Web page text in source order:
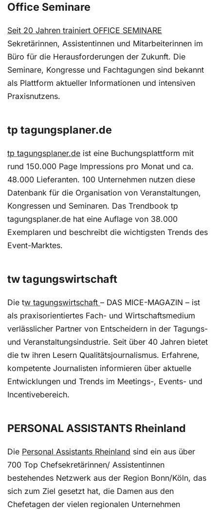
Office Seminare
Seit 20 Jahren trainiert OFFICE SEMINARE
Sekretärinnen, Assistentinnen und Mitarbeiterinnen im
Büro für die Herausforderungen der Zukunft. Die
Seminare, Kongresse und Fachtagungen sind bekannt
als Plattform aktueller Informationen und intensiven
Praxisnutzens.
tp tagungsplaner.de
tp tagungsplaner.de ist eine Buchungsplattform mit
rund 150.000 Page Impressions pro Monat und ca.
48.000 Lieferanten. 100 Unternehmen nutzen diese
Datenbank für die Organisation von Veranstaltungen,
Kongressen und Seminaren. Das Trendbook tp
tagungsplaner.de hat eine Auflage von 38.000
Exemplaren und beschreibt die wichtigsten Trends des
Event-Marktes.
tw tagungswirtschaft
Die tw tagungswirtschaft – DAS MICE-MAGAZIN – ist
als praxisorientiertes Fach- und Wirtschaftsmedium
verlässlicher Partner von Entscheidern in der Tagungs-
und Veranstaltungsindustrie. Seit über 40 Jahren bietet
die tw ihren Lesern Qualitätsjournalismus. Erfahrene,
kompetente Journalisten informieren über aktuelle
Entwicklungen und Trends im Meetings-, Events- und
Incentivebereich.
PERSONAL ASSISTANTS Rheinland
Die Personal Assistants Rheinland sind ein aus über
700 Top Chefsekretärinnen/ Assistentinnen
bestehendes Netzwerk aus der Region Bonn/Köln, das
sich zum Ziel gesetzt hat, die Damen aus den
Chefetagen der vielen regionalen Unternehmen